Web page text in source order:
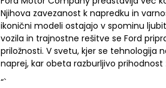
Njihova zavezanost k napredku in
ikonični modeli ostajajo v spominu
vozila in trajnostne rešitve se Ford
priložnosti. V svetu, kjer se tehnologija
naprej, kar obeta razburljivo
“`